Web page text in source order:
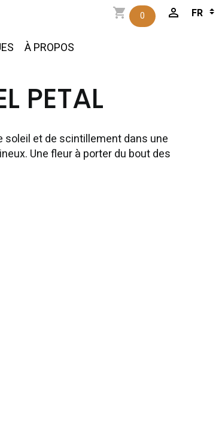
À PROPOS
0
PETAL
soleil et de scintillement dans une
Une fleur à porter du bout des